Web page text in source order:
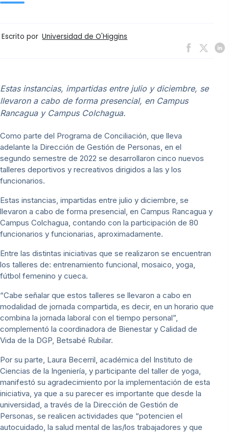
Escrito por Universidad de O'Higgins
Estas instancias, impartidas entre julio y diciembre, se
llevaron a cabo de forma presencial, en Campus
Rancagua y Campus Colchagua.
Como parte del Programa de Conciliación, que lleva
adelante la Dirección de Gestión de Personas, en el
segundo semestre de 2022 se desarrollaron cinco nuevos
talleres deportivos y recreativos dirigidos a las y los
funcionarios.
Estas instancias, impartidas entre julio y diciembre, se
llevaron a cabo de forma presencial, en Campus Rancagua y
Campus Colchagua, contando con la participación de 80
funcionarios y funcionarias, aproximadamente.
Entre las distintas iniciativas que se realizaron se encuentran
los talleres de: entrenamiento funcional, mosaico, yoga,
fútbol femenino y cueca.
“Cabe señalar que estos talleres se llevaron a cabo en
modalidad de jornada compartida, es decir, en un horario que
combina la jornada laboral con el tiempo personal”,
complementó la coordinadora de Bienestar y Calidad de
Vida de la DGP, Betsabé Rubilar.
Por su parte, Laura Becerril, académica del Instituto de
Ciencias de la Ingeniería, y participante del taller de yoga,
manifestó su agradecimiento por la implementación de esta
iniciativa, ya que a su parecer es importante que desde la
universidad, a través de la Dirección de Gestión de
Personas, se realicen actividades que “potencien el
autocuidado, la salud mental de las/los trabajadores y que